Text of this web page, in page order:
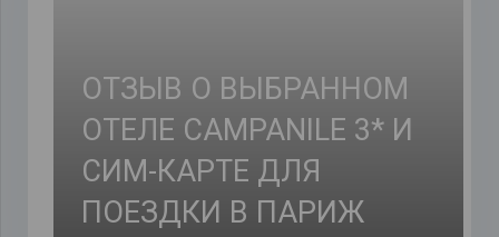
ОТЗЫВ О ВЫБРАННОМ
ОТЕЛЕ CAMPANILE 3* И
СИМ-КАРТЕ ДЛЯ
ПОЕЗДКИ В ПАРИЖ